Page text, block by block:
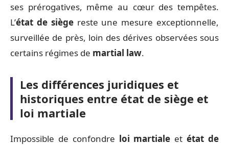
ses prérogatives, même au cœur des tempêtes.
L’état de siègereste une mesure exceptionnelle,
surveillée de près, loin des dérives observées sous
certains régimes de martial law.
Les différences juridiques et
historiques entre état de siège et
loi martiale
Impossible de confondre loi martiale etétat de